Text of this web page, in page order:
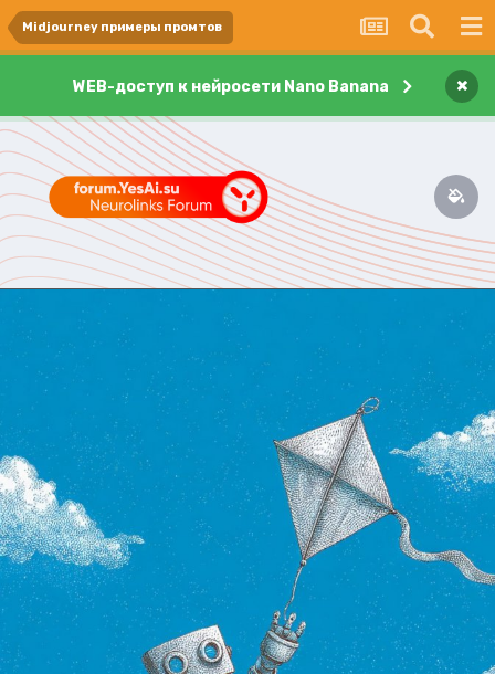
Midjourney примеры промтов
WEB-доступ к нейросети Nano Banana ×